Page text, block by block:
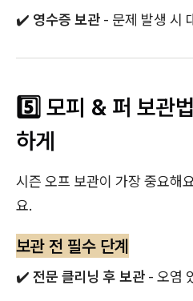
✔️ 영수증 보관 - 문제 발생 시
5️⃣ 모피 & 퍼 보관
하게
시즌 오프 보관이 가장 중요해
요.
보관 전 필수 단계
✔️ 전문 클리닝 후 보관 - 오염